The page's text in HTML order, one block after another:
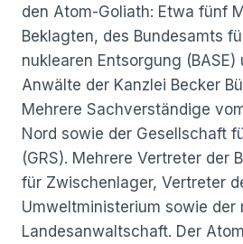
den Atom-Goliath: Etwa fünf
Beklagten, des Bundesamts
nuklearen Entsorgung (BASE)
Anwälte der Kanzlei Becker
Mehrere Sachverständige
Nord sowie der Gesellschaft
(GRS). Mehrere Vertreter der
für Zwischenlager, Vertreter
Umweltministerium sowie der
Landesanwaltschaft. Der